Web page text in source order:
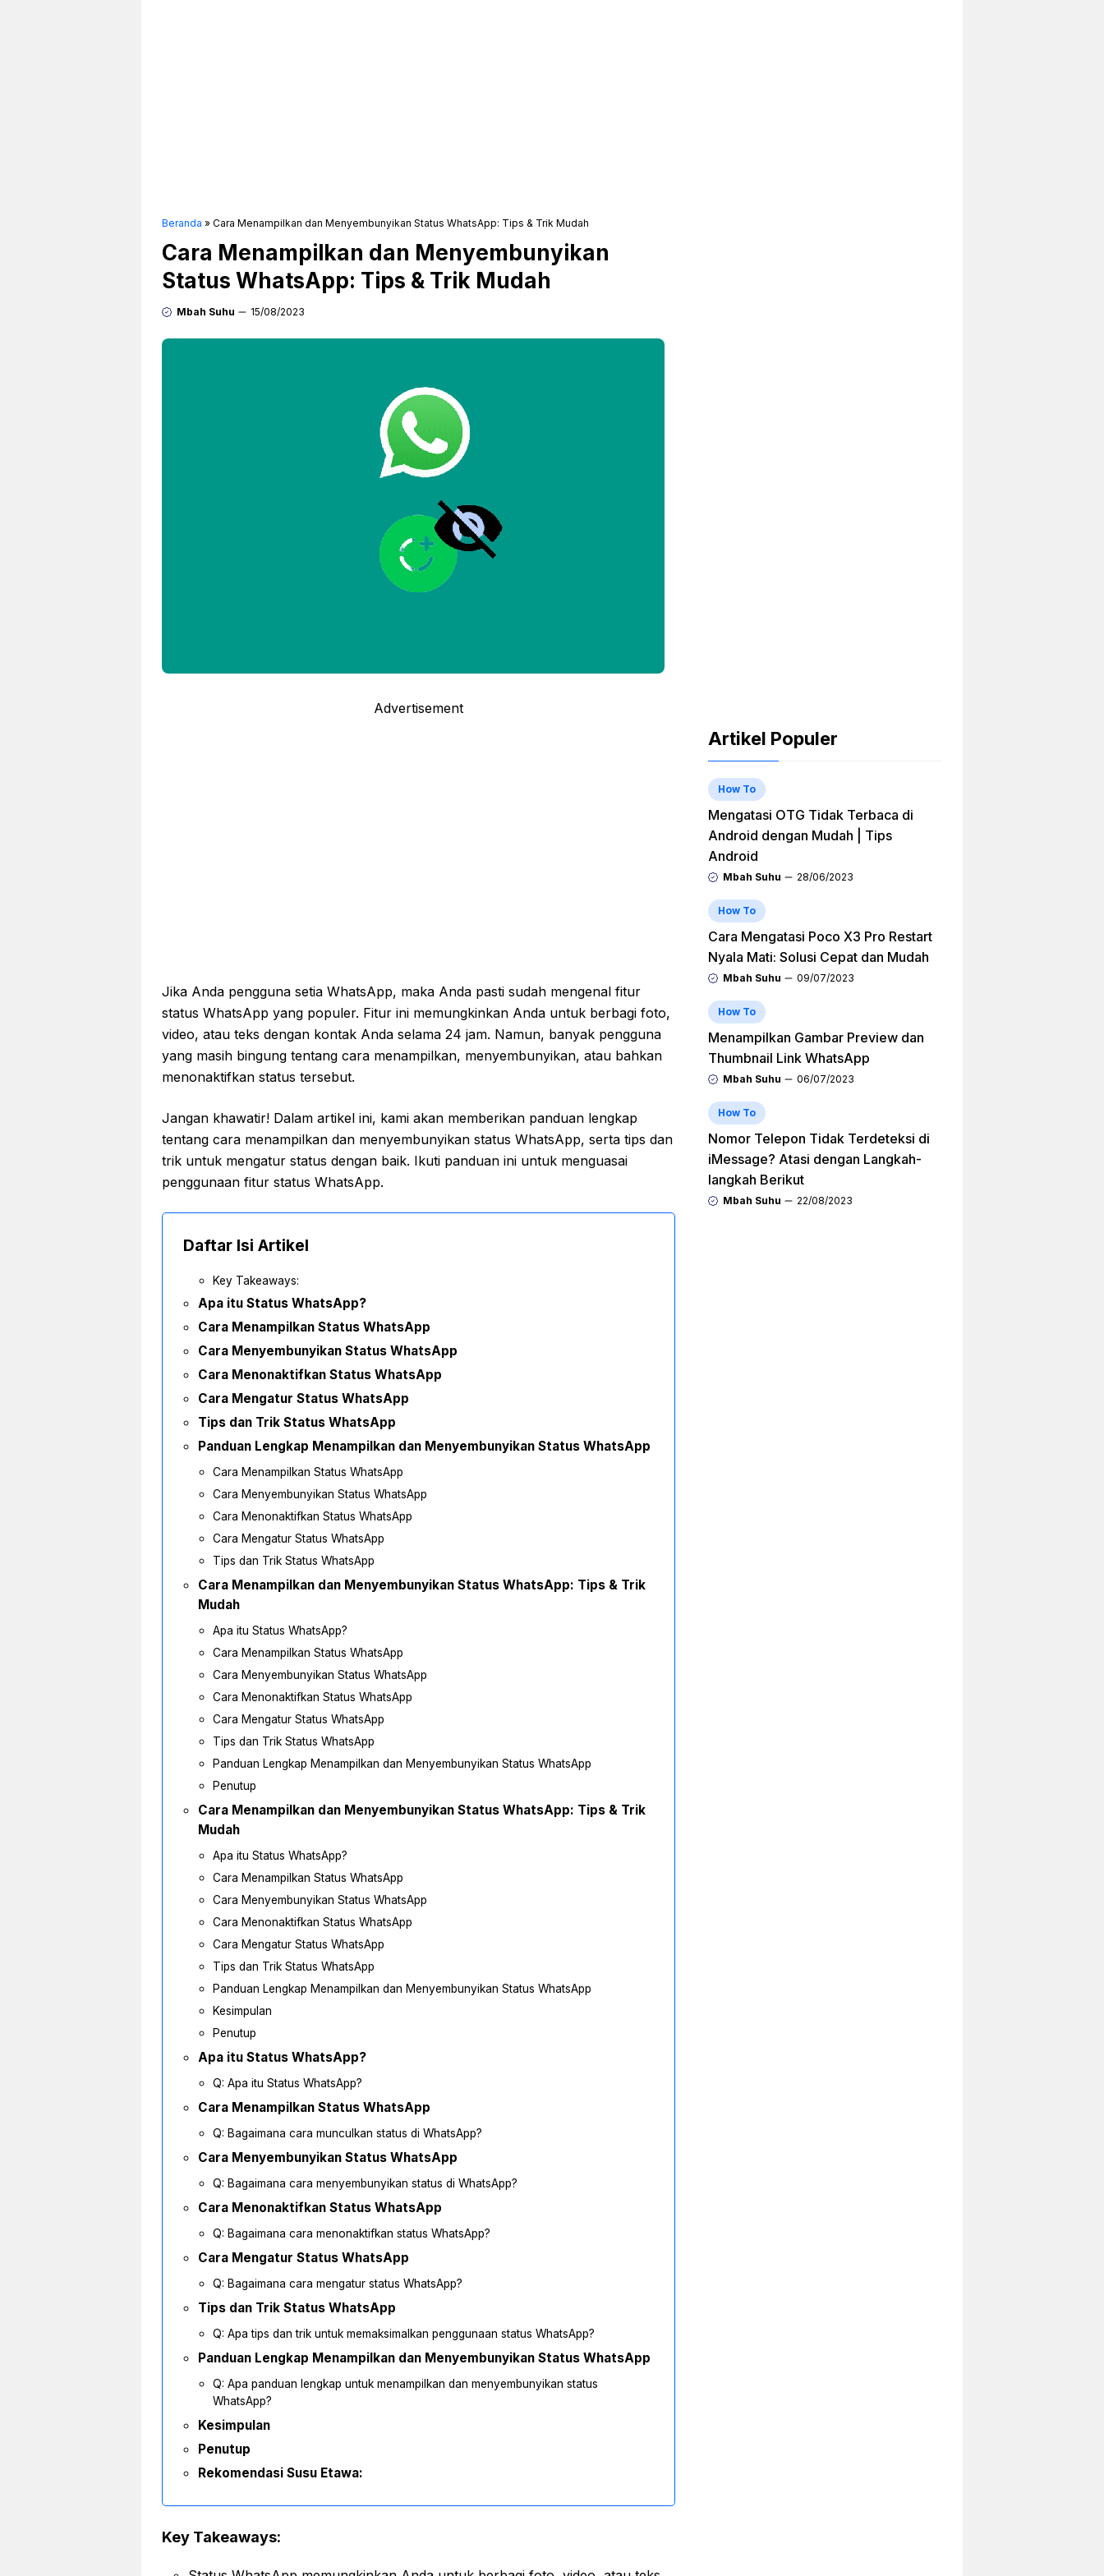
Beranda » Cara Menampilkan dan Menyembunyikan Status WhatsApp: Tips & Trik Mudah
Cara Menampilkan dan Menyembunyikan
Status WhatsApp: Tips & Trik Mudah
Mbah Suhu 15/08/2023
Advertisement
Jika Anda pengguna setia WhatsApp, maka Anda pasti sudah mengenal fitur
status WhatsApp yang populer. Fitur ini memungkinkan Anda untuk berbagi foto,
video, atau teks dengan kontak Anda selama 24 jam. Namun, banyak pengguna
yang masih bingung tentang cara menampilkan, menyembunyikan, atau bahkan
menonaktifkan status tersebut.
Jangan khawatir! Dalam artikel ini, kami akan memberikan panduan lengkap
tentang cara menampilkan dan menyembunyikan status WhatsApp, serta tips dan
trik untuk mengatur status dengan baik. Ikuti panduan ini untuk menguasai
penggunaan fitur status WhatsApp.
Daftar Isi Artikel
Key Takeaways:
Apa itu Status WhatsApp?
Cara Menampilkan Status WhatsApp
Cara Menyembunyikan Status WhatsApp
Cara Menonaktifkan Status WhatsApp
Cara Mengatur Status WhatsApp
Tips dan Trik Status WhatsApp
Panduan Lengkap Menampilkan dan Menyembunyikan Status WhatsApp
Cara Menampilkan Status WhatsApp
Cara Menyembunyikan Status WhatsApp
Cara Menonaktifkan Status WhatsApp
Cara Mengatur Status WhatsApp
Tips dan Trik Status WhatsApp
Cara Menampilkan dan Menyembunyikan Status WhatsApp: Tips & Trik
Mudah
Apa itu Status WhatsApp?
Cara Menampilkan Status WhatsApp
Cara Menyembunyikan Status WhatsApp
Cara Menonaktifkan Status WhatsApp
Cara Mengatur Status WhatsApp
Tips dan Trik Status WhatsApp
Panduan Lengkap Menampilkan dan Menyembunyikan Status WhatsApp
Penutup
Cara Menampilkan dan Menyembunyikan Status WhatsApp: Tips & Trik
Mudah
Apa itu Status WhatsApp?
Cara Menampilkan Status WhatsApp
Cara Menyembunyikan Status WhatsApp
Cara Menonaktifkan Status WhatsApp
Cara Mengatur Status WhatsApp
Tips dan Trik Status WhatsApp
Panduan Lengkap Menampilkan dan Menyembunyikan Status WhatsApp
Kesimpulan
Penutup
Apa itu Status WhatsApp?
Q: Apa itu Status WhatsApp?
Cara Menampilkan Status WhatsApp
Q: Bagaimana cara munculkan status di WhatsApp?
Cara Menyembunyikan Status WhatsApp
Q: Bagaimana cara menyembunyikan status di WhatsApp?
Cara Menonaktifkan Status WhatsApp
Q: Bagaimana cara menonaktifkan status WhatsApp?
Cara Mengatur Status WhatsApp
Q: Bagaimana cara mengatur status WhatsApp?
Tips dan Trik Status WhatsApp
Q: Apa tips dan trik untuk memaksimalkan penggunaan status WhatsApp?
Panduan Lengkap Menampilkan dan Menyembunyikan Status WhatsApp
Q: Apa panduan lengkap untuk menampilkan dan menyembunyikan status
WhatsApp?
Kesimpulan
Penutup
Rekomendasi Susu Etawa:
Key Takeaways:
Artikel Populer
How To
Mengatasi OTG Tidak Terbaca di
Android dengan Mudah | Tips
Android
Mbah Suhu 28/06/2023
How To
Cara Mengatasi Poco X3 Pro Restart
Nyala Mati: Solusi Cepat dan Mudah
Mbah Suhu 09/07/2023
How To
Menampilkan Gambar Preview dan
Thumbnail Link WhatsApp
Mbah Suhu 06/07/2023
How To
Nomor Telepon Tidak Terdeteksi di
iMessage? Atasi dengan Langkah-
langkah Berikut
Mbah Suhu 22/08/2023